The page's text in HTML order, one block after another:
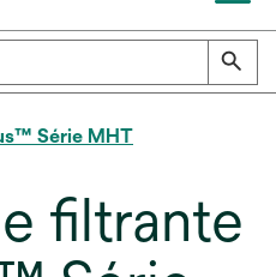
Série MHT
filtrante